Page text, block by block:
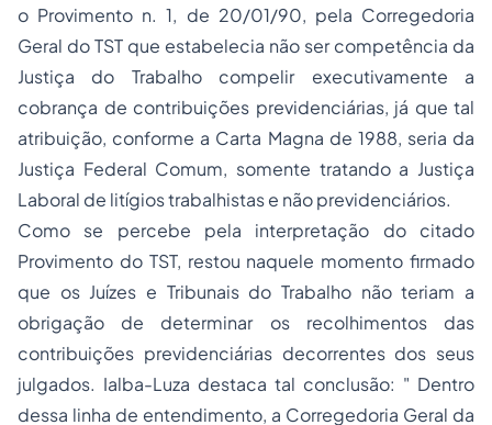
o Provimento n. 1, de 20/01/90, pela Corregedoria
Geral do TST que estabelecia não ser competência da
Justiça do Trabalho compelir executivamente a
cobrança de contribuições previdenciárias, já que tal
atribuição, conforme a Carta Magna de 1988, seria da
Justiça Federal Comum, somente tratando a Justiça
Laboral de litígios trabalhistas e não previdenciários.
Como se percebe pela interpretação do citado
Provimento do TST, restou naquele momento firmado
que os Juízes e Tribunais do Trabalho não teriam a
obrigação de determinar os recolhimentos das
contribuições previdenciárias decorrentes dos seus
julgados. Ialba-Luza destaca tal conclusão: " Dentro
dessa linha de entendimento, a Corregedoria Geral da